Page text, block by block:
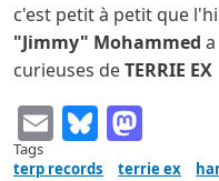
c'est petit à petit que
"Jimmy" Mohammed
curieuses deTERRIE EX
EmailBluesky
Tags
terp records
terrie ex